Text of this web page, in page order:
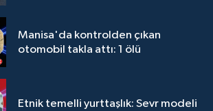
Manisa'da kontrolden çıkan
otomobil takla attı: 1 ölü
Etnik temelli yurttaşlık: Sevr modeli